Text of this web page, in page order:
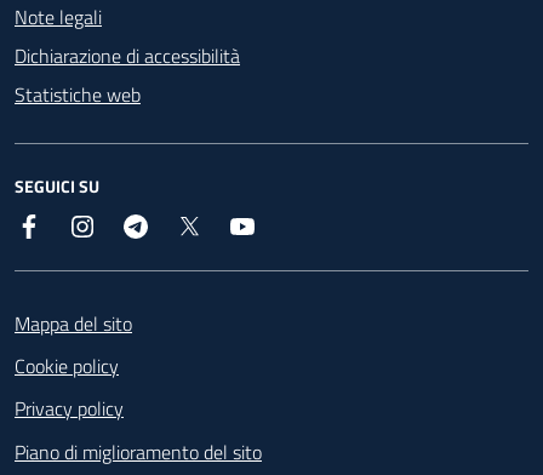
Note legali
Dichiarazione di accessibilità
Statistiche web
SEGUICI SU
Facebook InstagramTelegram
Mappa del sito
Cookie policy
Privacy policy
Piano di miglioramento del sito